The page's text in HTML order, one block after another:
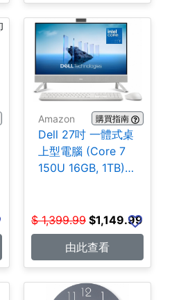
Amazon 購買指南
Dell 27吋 一體式桌
上型電腦 (Core 7
150U 16GB, 1TB)
$ 1,399.99 $1,149.99
由此查看